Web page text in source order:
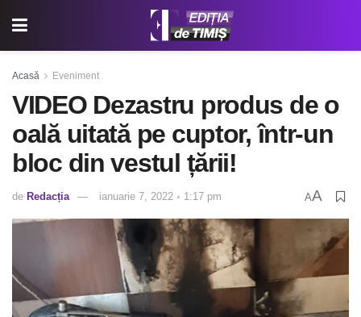
Acasă Eveniment
VIDEO Dezastru produs de o
oală uitată pe cuptor, într-un
bloc din vestul țării!
de Redacția ianuarie 7, 2022 ◦ 1:17 pm AA